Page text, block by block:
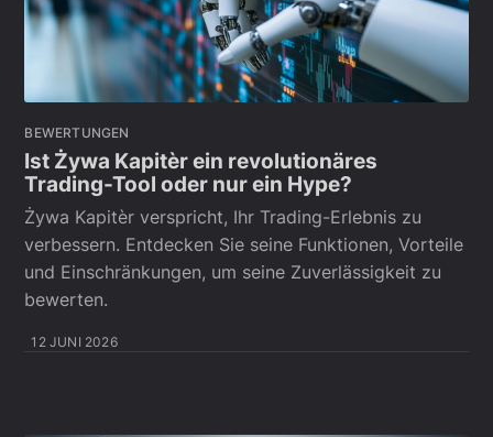
BEWERTUNGEN
Ist Żywa Kapitèr ein revolutionäres
Trading-Tool oder nur ein Hype?
Żywa Kapitèr verspricht, Ihr Trading-Erlebnis zu
verbessern. Entdecken Sie seine Funktionen, Vorteile
und Einschränkungen, um seine Zuverlässigkeit zu
bewerten.
12 JUNI 2026